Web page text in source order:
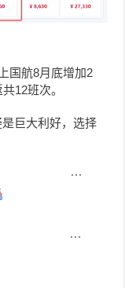
国航8月底增加2
12班次。
巨大利好，选择